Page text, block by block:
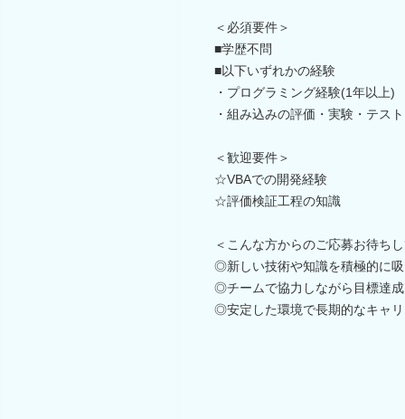
＜必須要件＞
■学歴不問
■以下いずれかの経験
・プログラミング経験(1年以上)
・組み込みの評価・実験・テス
＜歓迎要件＞
☆VBAでの開発経験
☆評価検証工程の知識
＜こんな方からのご応募お待ち
◎新しい技術や知識を積極的に
◎チームで協力しながら目標達
◎安定した環境で長期的なキャ